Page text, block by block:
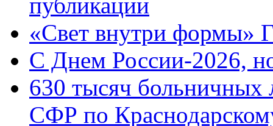
«Свет внутри формы»
C Днем России-2026,
630 тысяч больничных
СФР по